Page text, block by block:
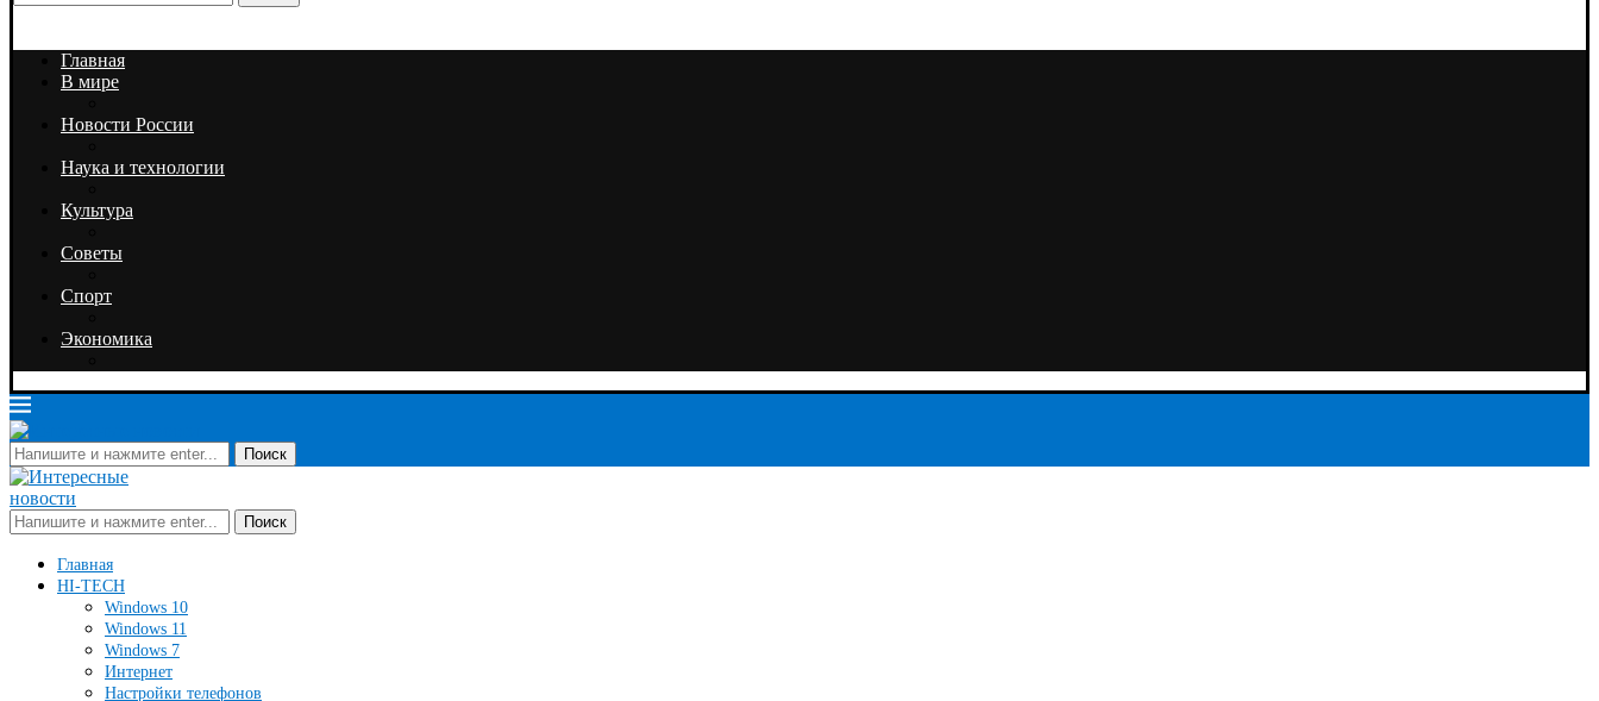
Главная
В мире
Новости России
Наука и технологии
Культура
Советы
Спорт
Экономика
Поиск
Поиск
Главная
HI-TECH
Windows 10
Windows 11
Windows 7
Интернет
Настройки телефонов